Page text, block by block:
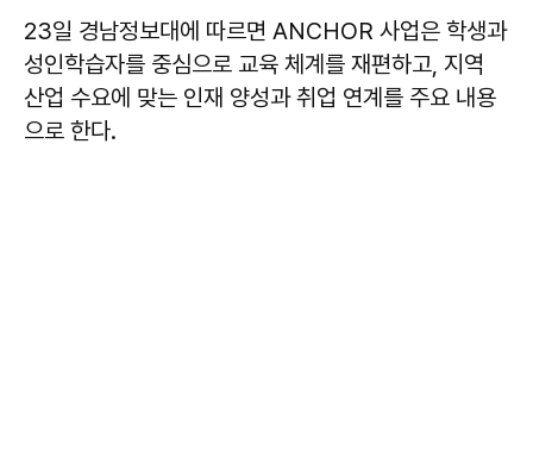
23일 경남정보대에 따르면 ANCHOR 사업은 학생과
성인학습자를 중심으로 교육 체계를 재편하고, 지역
산업 수요에 맞는 인재 양성과 취업 연계를 주요 내용
으로 한다.